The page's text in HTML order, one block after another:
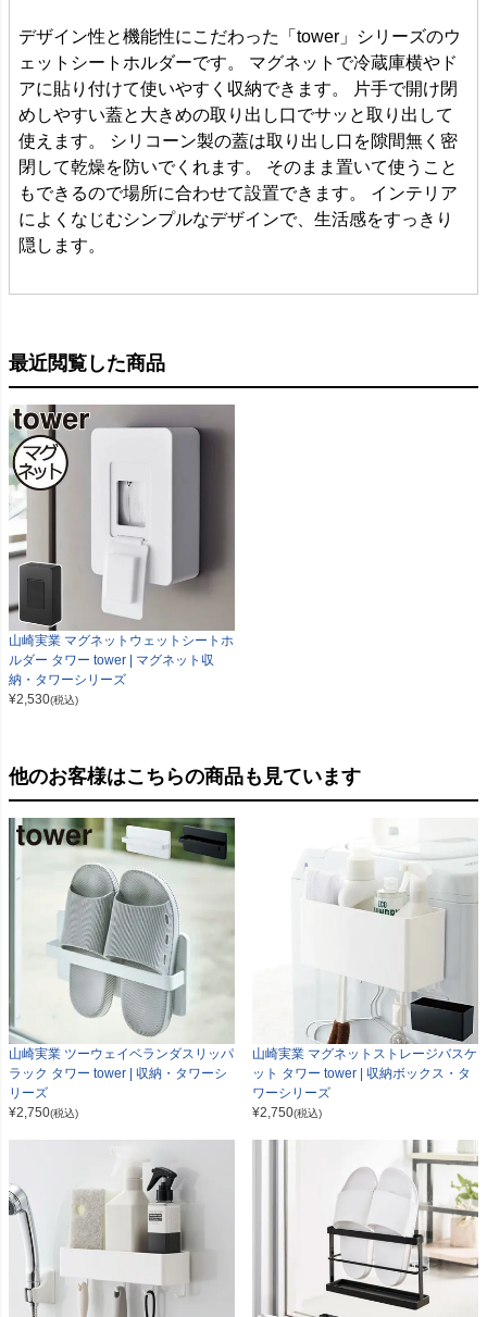
デザイン性と機能性にこだわった「tower」シリーズのウ
ェットシートホルダーです。 マグネットで冷蔵庫横やド
アに貼り付けて使いやすく収納できます。 片手で開け閉
めしやすい蓋と大きめの取り出し口でサッと取り出して
使えます。 シリコーン製の蓋は取り出し口を隙間無く密
閉して乾燥を防いでくれます。 そのまま置いて使うこと
もできるので場所に合わせて設置できます。 インテリア
によくなじむシンプルなデザインで、生活感をすっきり
隠します。
最近閲覧した商品
山崎実業 マグネットウェットシートホ
ルダー タワー tower | マグネット収
納・タワーシリーズ
¥2,530(税込)
他のお客様はこちらの商品も見ています
山崎実業 ツーウェイベランダスリッパ
ラック タワー tower | 収納・タワーシ
リーズ
¥2,750(税込)
山崎実業 マグネットストレージバスケ
ット タワー tower | 収納ボックス・タ
ワーシリーズ
¥2,750(税込)